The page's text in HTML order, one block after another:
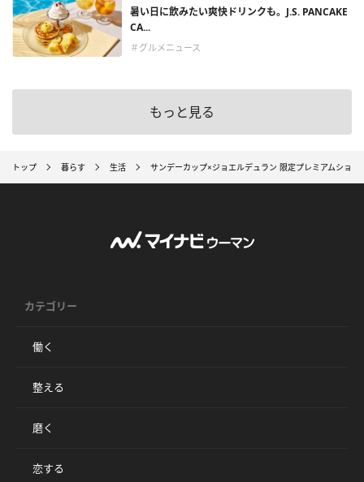
暑い日に飲みたい爽快ドリンクも。J.S. PANCAKE
CA...
＃グルメニュース
もっと見る
トップ 暮らす 生活 サンデーカップ×ジョエルデュラン 限定プレミアムショ
カテゴリー
働く
整える
磨く
恋する